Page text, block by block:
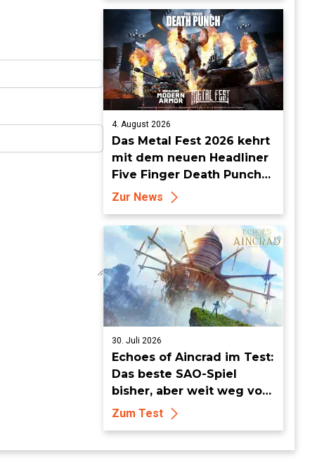
4. August 2026
Das Metal Fest 2026 kehrt
mit dem neuen Headliner
Five Finger Death Punch
zu World of Tanks Modern
Armor zurück
Zur News
30. Juli 2026
Echoes of Aincrad im Test:
Das beste SAO-Spiel
bisher, aber weit weg vom
Meisterwerk
Zum Test